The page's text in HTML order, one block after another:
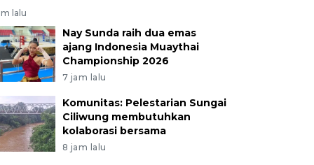
lalu
Nay Sunda raih dua emas
ajang Indonesia Muaythai
Championship 2026
7 jam lalu
Komunitas: Pelestarian Sungai
Ciliwung membutuhkan
kolaborasi bersama
8 jam lalu